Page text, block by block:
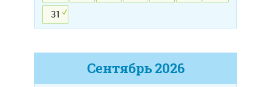
31
Сентябрь2026